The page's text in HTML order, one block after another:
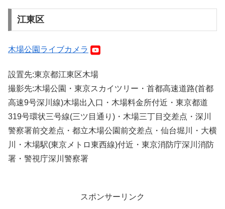
江東区
木場公園ライブカメラ
設置先:東京都江東区木場
撮影先:木場公園・東京スカイツリー・首都高速道路(首都
高速9号深川線)木場出入口・木場料金所付近・東京都道
319号環状三号線(三ツ目通り)・木場三丁目交差点・深川
警察署前交差点・都立木場公園前交差点・仙台堀川・大横
川・木場駅(東京メトロ東西線)付近・東京消防庁深川消防
署・警視庁深川警察署
スポンサーリンク